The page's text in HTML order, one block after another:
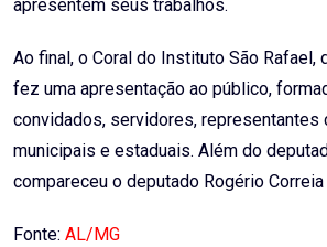
apresentem seus trabalhos.
Ao final, o Coral do Instituto São Rafael,
fez uma apresentação ao público,
convidados, servidores, representantes
municipais e estaduais. Além do
compareceu o deputado Rogério Correia
Fonte: AL/MG